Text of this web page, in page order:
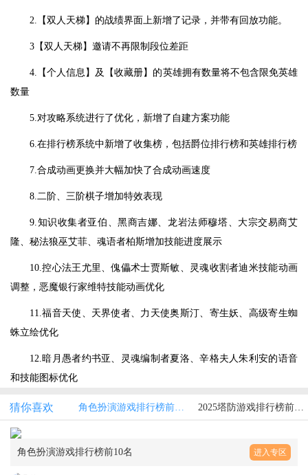
2.【双人天梯】的战绩界面上新增了记录，并带有回放功能。
3【双人天梯】邀请不再限制段位差距
4.【个人信息】及【收藏册】的英雄拥有数量将不包含限免英雄
数量
5.对攻略系统进行了优化，新增了自建方案功能
6.在排行榜系统中新增了收集榜，包括爵位排行榜和英雄排行榜
7.合成动画更换并大幅加快了合成动画速度
8.二阶、三阶棋子增加特效表现
9.知识收集者亚伯、黑商吉娜、龙岩法师穆塔、大宗交易商艾
隆、秘法狼巫艾菲、魂语者柏斯增加技能进度展示
10.控心法王尤里、傀儡术士贾斯敏、灵魂收割者迪米技能动画
调整，恶魔银行家维特技能动画优化
11.福音天使、天界使者、力天使奥斯汀、寄生妖、高级寄生蜘
蛛立绘优化
12.暗月愚者约书亚、灵魂编制者夏洛、辛格夫人朱利安的语音
和技能图标优化
猜你喜欢 角色扮演游戏排行榜前10名 2025塔防游戏排行榜前十游戏名单汇总
角色扮演游戏排行榜前10名 进入专区